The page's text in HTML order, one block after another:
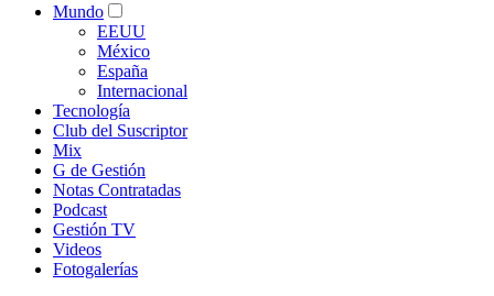
Mundo
EEUU
México
España
Internacional
Tecnología
Club del Suscriptor
Mix
G de Gestión
Notas Contratadas
Podcast
Gestión TV
Videos
Fotogalerías